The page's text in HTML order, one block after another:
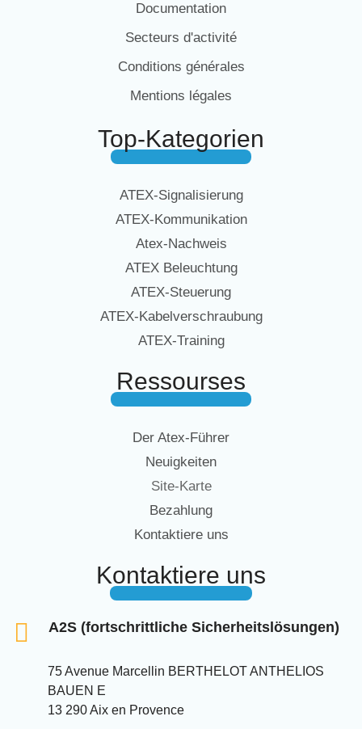
Documentation
Secteurs d'activité
Conditions générales
Mentions légales
Top-Kategorien
ATEX-Signalisierung
ATEX-Kommunikation
Atex-Nachweis
ATEX Beleuchtung
ATEX-Steuerung
ATEX-Kabelverschraubung
ATEX-Training
Ressourses
Der Atex-Führer
Neuigkeiten
Site-Karte
Bezahlung
Kontaktiere uns
Kontaktiere uns
A2S (fortschrittliche Sicherheitslösungen)
75 Avenue Marcellin BERTHELOT ANTHELIOS
BAUEN E
13 290 Aix en Provence